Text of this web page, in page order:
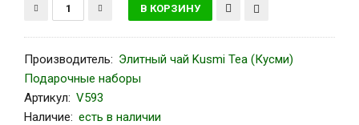
Производитель: Элитный чай Kusmi Tea (Кусми)
Подарочные наборы
Артикул: V593
Наличие: есть в наличии